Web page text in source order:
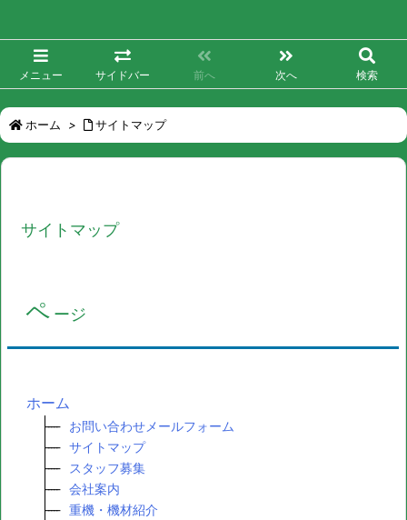
メニュー サイドバー 前へ 次へ 検索
ホーム > サイトマップ
サイトマップ
ペ ージ
ホーム
お問い合わせメールフォーム
サイトマップ
スタッフ募集
会社案内
重機・機材紹介